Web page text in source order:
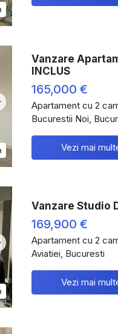
Vanzare
INCLUS
165,000 €
Apartament cu 2
Bucurestii Noi,
Vezi mai
Vanzare Studio
169,900 €
Apartament cu 2
Aviatiei, Bucuresti
Vezi mai